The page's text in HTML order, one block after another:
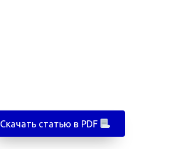
Скачать статью в PDF